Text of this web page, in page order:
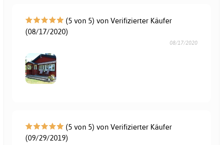
(5 von 5) von Verifizierter Käufer
(08/17/2020)
08/17/2020
(5 von 5) von Verifizierter Käufer
(09/29/2019)